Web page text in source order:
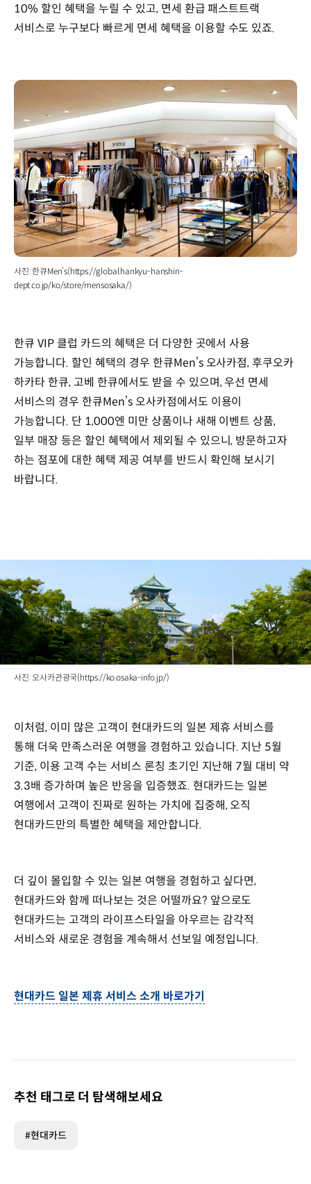
10% 할인 혜택을 누릴 수 있고, 면세 환급 패스트트랙
서비스로 누구보다 빠르게 면세 혜택을 이용할 수도 있죠.
사진: 한큐Men’s(https://global.hankyu-hanshin-
dept.co.jp/ko/store/mensosaka/)
한큐 VIP 클럽 카드의 혜택은 더 다양한 곳에서 사용
가능합니다. 할인 혜택의 경우 한큐Men’s 오사카점, 후쿠오카
하카타 한큐, 고베 한큐에서도 받을 수 있으며, 우선 면세
서비스의 경우 한큐Men’s 오사카점에서도 이용이
가능합니다. 단 1,000엔 미만 상품이나 새해 이벤트 상품,
일부 매장 등은 할인 혜택에서 제외될 수 있으니, 방문하고자
하는 점포에 대한 혜택 제공 여부를 반드시 확인해 보시기
바랍니다.
사진: 오사카관광국(https://ko.osaka-info.jp/)
이처럼, 이미 많은 고객이 현대카드의 일본 제휴 서비스를
통해 더욱 만족스러운 여행을 경험하고 있습니다. 지난 5월
기준, 이용 고객 수는 서비스 론칭 초기인 지난해 7월 대비 약
3.3배 증가하며 높은 반응을 입증했죠. 현대카드는 일본
여행에서 고객이 진짜로 원하는 가치에 집중해, 오직
현대카드만의 특별한 혜택을 제안합니다.
더 깊이 몰입할 수 있는 일본 여행을 경험하고 싶다면,
현대카드와 함께 떠나보는 것은 어떨까요? 앞으로도
현대카드는 고객의 라이프스타일을 아우르는 감각적
서비스와 새로운 경험을 계속해서 선보일 예정입니다.
현대카드 일본 제휴 서비스 소개 바로가기
추천 태그로 더 탐색해보세요
#현대카드